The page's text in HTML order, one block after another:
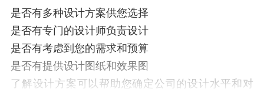
是否有多种设计方案供您选择
是否有专门的设计师负责设计
是否有考虑到您的需求和预算
是否有提供设计图纸和效果图
了解设计方案可以帮助您确定公司的设计水平和对